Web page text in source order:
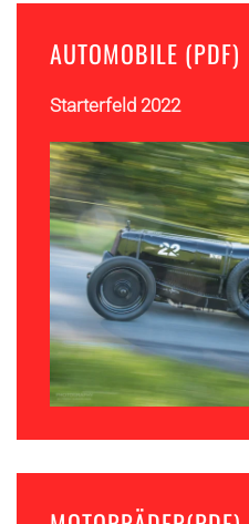
AUTOMOBILE (PDF)
Starterfeld 2022